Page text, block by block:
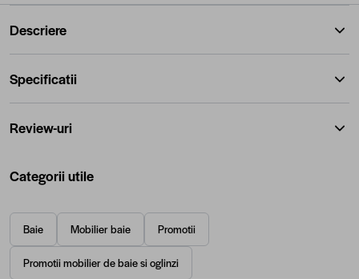
Descriere
Specificatii
Review-uri
Categorii utile
Baie Mobilier baie Promotii
Promotii mobilier de baie si oglinzi